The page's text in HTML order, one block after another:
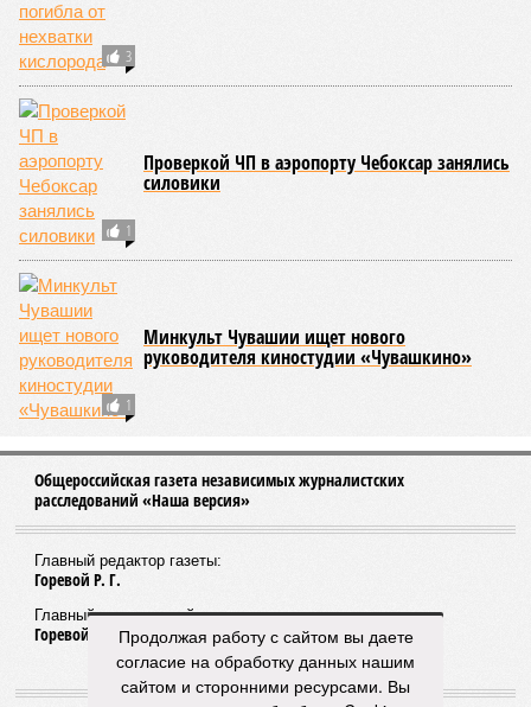
3
1
Проверкой ЧП в аэропорту Чебоксар занялись
силовики
1
Минкульт Чувашии ищет нового
руководителя киностудии «Чувашкино»
Общероссийская газета независимых журналистских
расследований «Наша версия»
Главный редактор газеты:
Горевой Р. Г.
Главный редактор сайта:
Горевой Р. Г.Продолжая работу с сайтом вы даете
согласие на обработку данных нашим
сайтом и сторонними ресурсами. Вы